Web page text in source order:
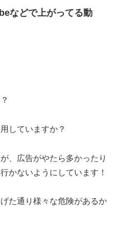
などで上がってる動
していますか？
、広告がやたら多かったり
かないようにしています！
た通り様々な危険があるか